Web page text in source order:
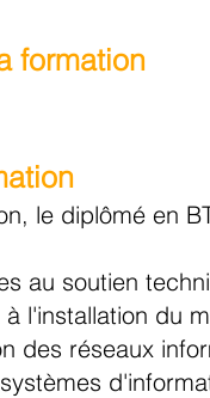
formation
on
le diplômé en
au soutien
l'installation du
des réseaux